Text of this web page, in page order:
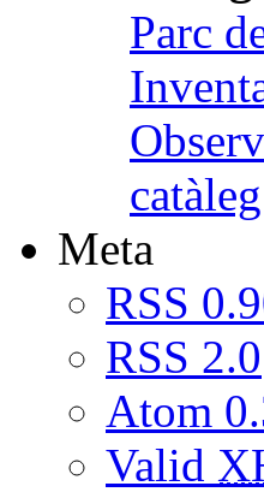
Parc
Meta
RSS
RSS 2.0
Atom
Valid